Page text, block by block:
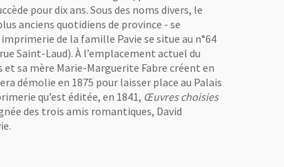
pour dix ans. Sous des noms divers, le
anciens quotidiens de province - se
de la famille Pavie se situe au n°64
Saint-Laud). À l’emplacement actuel du
et sa mère Marie-Marguerite Fabre créent en
démolie en 1875 pour laisser place au Palais
qu’est éditée, en 1841, Œuvres choisies
des trois amis romantiques, David